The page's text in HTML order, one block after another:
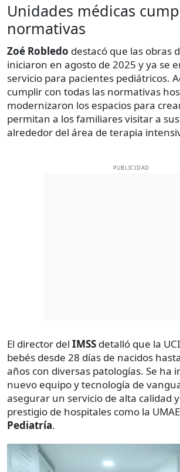
Unidades médicas
normativas
Zoé Robledo destacó que las obras
iniciaron en agosto de 2025 y ya se
servicio para pacientes pediátricos.
cumplir con todas las normativas
modernizaron los espacios para
permitan a los familiares visitar a
alrededor del área de terapia
PUBLICIDAD
El director del IMSS detalló que la
bebés desde 28 días de nacidos
años con diversas patologías. Se ha
nuevo equipo y tecnología de
asegurar un servicio de alta calidad
prestigio de hospitales como la UMAE
Pediatría.